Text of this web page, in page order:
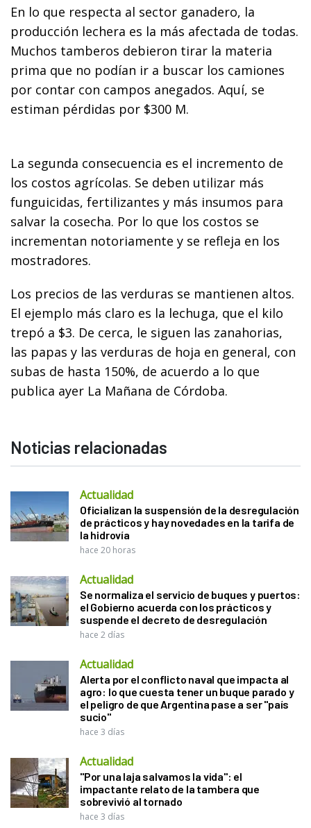
En lo que respecta al sector ganadero, la
producción lechera es la más afectada de todas.
Muchos tamberos debieron tirar la materia
prima que no podían ir a buscar los camiones
por contar con campos anegados. Aquí, se
estiman pérdidas por $300 M.
La segunda consecuencia es el incremento de
los costos agrícolas. Se deben utilizar más
funguicidas, fertilizantes y más insumos para
salvar la cosecha. Por lo que los costos se
incrementan notoriamente y se refleja en los
mostradores.
Los precios de las verduras se mantienen altos.
El ejemplo más claro es la lechuga, que el kilo
trepó a $3. De cerca, le siguen las zanahorias,
las papas y las verduras de hoja en general, con
subas de hasta 150%, de acuerdo a lo que
publica ayer La Mañana de Córdoba.
Noticias relacionadas
Actualidad
Oficializan la suspensión de la desregulación
de prácticos y hay novedades en la tarifa de
la hidrovía
hace 20 horas
Actualidad
Se normaliza el servicio de buques y puertos:
el Gobierno acuerda con los prácticos y
suspende el decreto de desregulación
hace 2 días
Actualidad
Alerta por el conflicto naval que impacta al
agro: lo que cuesta tener un buque parado y
el peligro de que Argentina pase a ser "país
sucio"
hace 3 días
Actualidad
"Por una laja salvamos la vida": el
impactante relato de la tambera que
sobrevivió al tornado
hace 3 días